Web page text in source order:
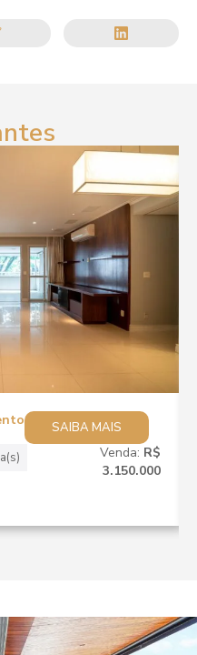
SAIBA MAIS
Venda: R$
3.150.000